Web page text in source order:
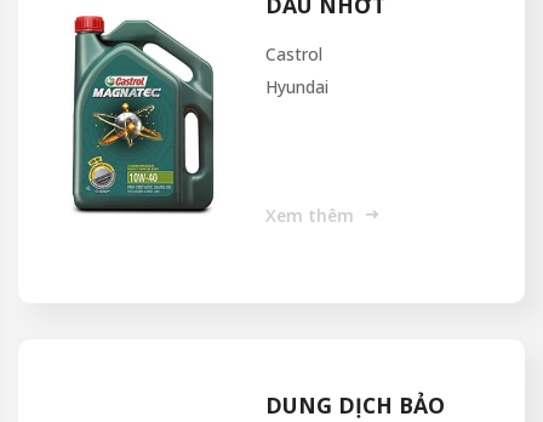
Castrol
Hyundai
Xem thêm
DUNG DỊCH BẢO